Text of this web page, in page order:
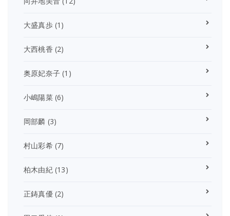
大盛真歩(1)
大西桃香 (2)
奥原妃奈子 (1)
小嶋陽菜(6)
岡部麟 (3)
村山彩希(7)
柏木由紀(13)
正鋳真優(2)